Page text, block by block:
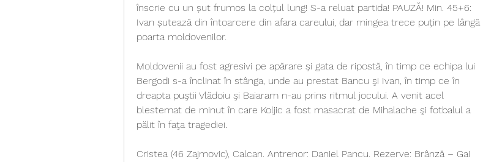
înscrie cu un șut frumos la colțul lung! S-a reluat partida! PAUZĂ! Min. 45+6:
Ivan șutează din întoarcere din afara careului, dar mingea trece puțin pe lângă
poarta moldovenilor.
Moldovenii au fost agresivi pe apărare şi gata de ripostă, în timp ce echipa lui
Bergodi s-a înclinat în stânga, unde au prestat Bancu şi Ivan, în timp ce în
dreapta puştii Vlădoiu şi Baiaram n-au prins ritmul jocului. A venit acel
blestemat de minut în care Koljic a fost masacrat de Mihalache şi fotbalul a
pălit în faţa tragediei.
Cristea (46 Zajmovic), Calcan. Antrenor: Daniel Pancu. Rezerve: Brânză – Gai